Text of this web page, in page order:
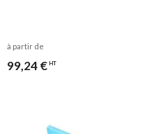
à partir de
99,24 € HT